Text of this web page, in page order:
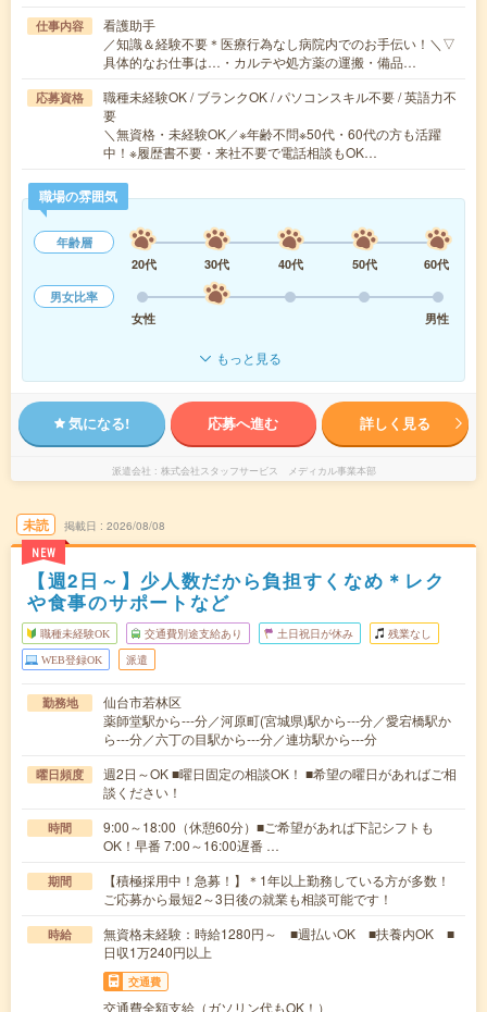
仕事内容
看護助手
／知識＆経験不要＊医療行為なし病院内でのお手伝い！＼▽
具体的なお仕事は…・カルテや処方薬の運搬・備品…
応募資格
職種未経験OK / ブランクOK / パソコンスキル不要 / 英語力不
要
＼無資格・未経験OK／※年齢不問※50代・60代の方も活躍
中！※履歴書不要・来社不要で電話相談もOK…
職場の雰囲気
年齢層
20代
30代 40代 50代
60代
男女比率
女性
男性
もっと見る
気になる! 応募へ進む 詳しく見る
派遣会社 株式会社スタッフサービス メディカル事業本部
未読
NEW
掲載日 2026/08/08
【週2日～】少人数だから負担すくなめ＊レク
や食事のサポートなど
職種未経験OK 交通費別途支給あり 土日祝日が休み 残業なし
WEB登録OK 派遣
勤務地
仙台市若林区
薬師堂駅から---分／河原町(宮城県)駅から---分／愛宕橋駅か
ら---分／六丁の目駅から---分／連坊駅から---分
曜日頻度
週2日～OK ■曜日固定の相談OK！ ■希望の曜日があればご相
談ください！
時間
9:00～18:00（休憩60分）■ご希望があれば下記シフトも
OK！早番 7:00～16:00遅番 …
期間
【積極採用中！急募！】＊1年以上勤務している方が多数！
ご応募から最短2～3日後の就業も相談可能です！
時給
無資格未経験：時給1280円～ ■週払いOK ■扶養内OK ■
日収1万240円以上
交通費
交通費全額支給（ガソリン代もOK！）